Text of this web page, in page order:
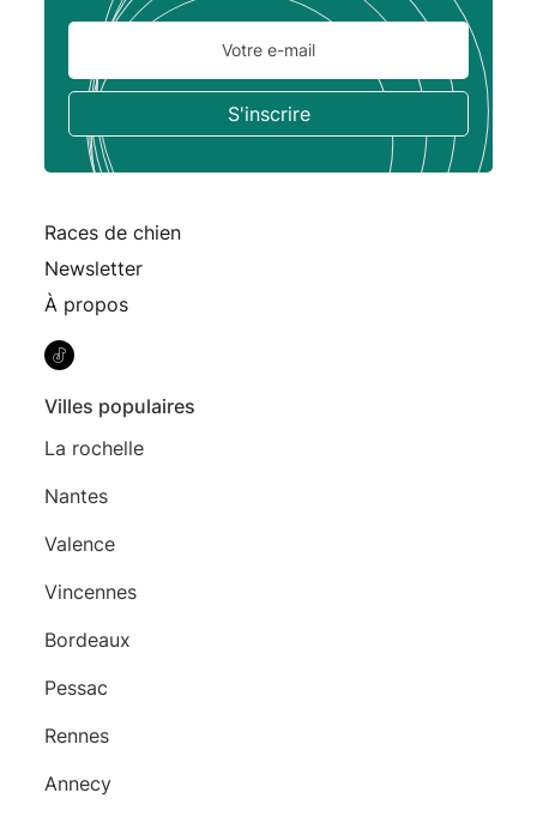
Races de chien
Newsletter
À propos
Villes populaires
La rochelle
Nantes
Valence
Vincennes
Bordeaux
Pessac
Rennes
Annecy